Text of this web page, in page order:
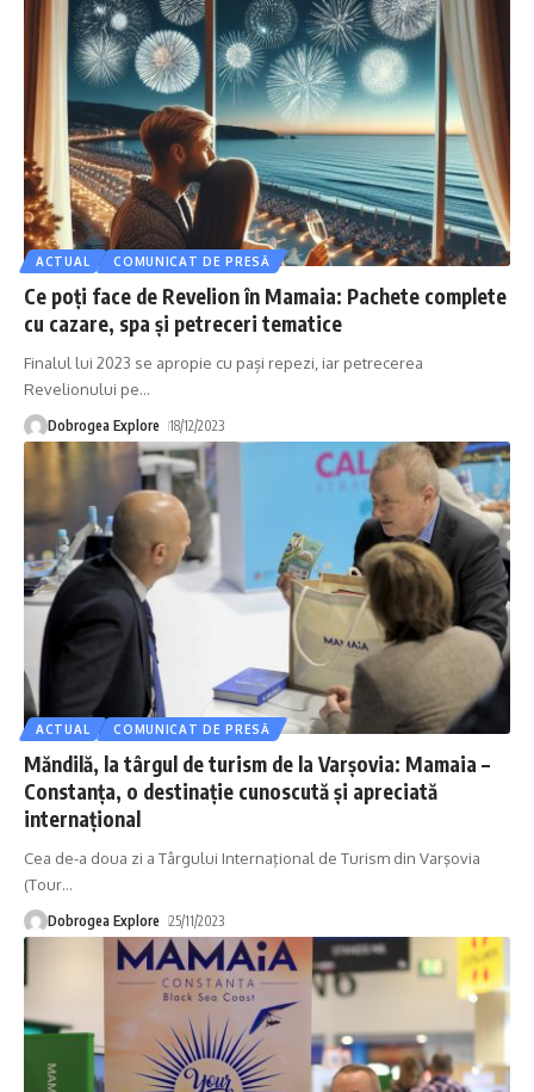
ACTUAL COMUNICAT DE PRESĂ
Ce poți face de Revelion în Mamaia: Pachete complete
cu cazare, spa și petreceri tematice
Finalul lui 2023 se apropie cu pași repezi, iar petrecerea
Revelionului pe…
Dobrogea Explore 18/12/2023
ACTUAL COMUNICAT DE PRESĂ
Măndilă, la târgul de turism de la Varșovia: Mamaia –
Constanța, o destinație cunoscută și apreciată
internațional
Cea de-a doua zi a Târgului Internaţional de Turism din Varşovia
(Tour…
Dobrogea Explore 25/11/2023